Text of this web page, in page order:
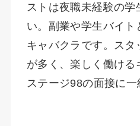
ストは夜職未経験の学
い。副業や学生バイト
キャバクラです。スタ
が多く、楽しく働ける
ステージ98の面接に一